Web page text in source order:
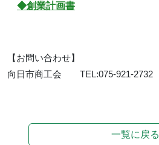
◆創業計画書
【お問い合わせ】
向日市商工会 TEL:075-921-2732
一覧に戻る